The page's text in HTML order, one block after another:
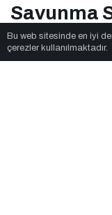
Savunma
Bu web sitesinde en iyi
çerezler kullanılmaktadır.